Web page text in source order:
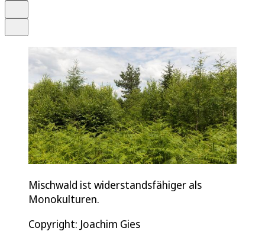
Mischwald ist widerstandsfähiger als
Monokulturen.
Copyright: Joachim Gies